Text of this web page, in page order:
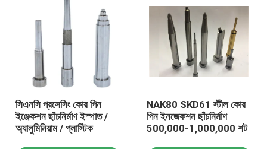
ইজেক্টর পিন এবং হাতা
ডাই পাঞ্চ পিন
ব্লকের অবস্থান
সিএনসি প্রসেসিং কোর পিন
ইঞ্জেকশন ছাঁচনির্মাণ ইস্পাত /
অ্যালুমিনিয়াম / প্লাস্টিক
NAK80 SKD61 স্টীল কোর
পিন ইনজেকশন ছাঁচনির্মাণ
500,000-1,000,000 শট